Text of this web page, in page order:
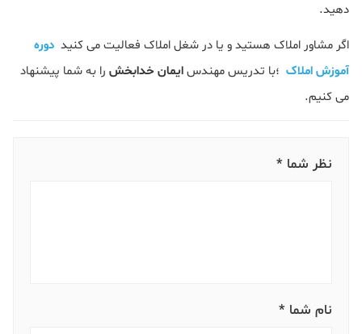
دهید.
اگر مشاور املاک هستید و یا در شغل املاک فعالیت می کنید دوره
آموزش املاک ؛با تدریس مهندسایمان خدابخش را به شما پیشنهاد
می کنیم.
نظر شما *
نام شما *